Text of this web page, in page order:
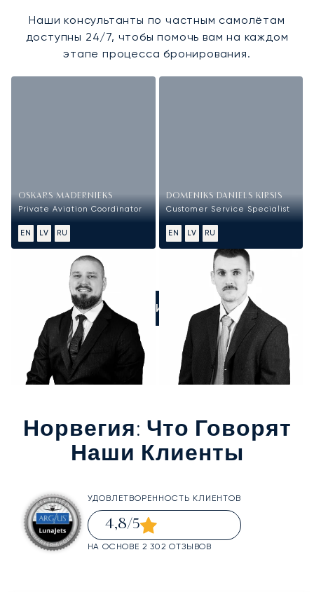
Наши консультанты по частным самолётам
доступны 24/7, чтобы помочь вам на каждом
этапе процесса бронирования.
OSKARS MADERNIEKS
Private Aviation Coordinator
EN LV RU
DOMENIKS DANIELS KIRSIS
Customer Service Specialist
EN LV RU
ПОЗВОНИТЕ НАМ
Норвегия: Что Говорят
Наши Клиенты
УДОВЛЕТВОРЕННОСТЬ КЛИЕНТОВ
4,8/5
НА ОСНОВЕ 2 302 ОТЗЫВОВ